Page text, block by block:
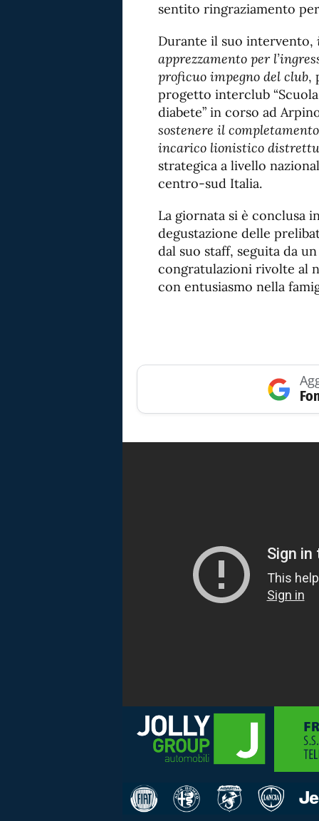
sentito ringraziamento
Durante il suo intervento,
apprezzamento per
proficuo impegno del club,
progetto interclub
diabete” in corso ad
sostenere il
incarico lionistico
strategica a livello
centro-sud Italia.
La giornata si è conclusa
degustazione delle
dal suo staff, seguita da
congratulazioni rivolte al
con entusiasmo nella